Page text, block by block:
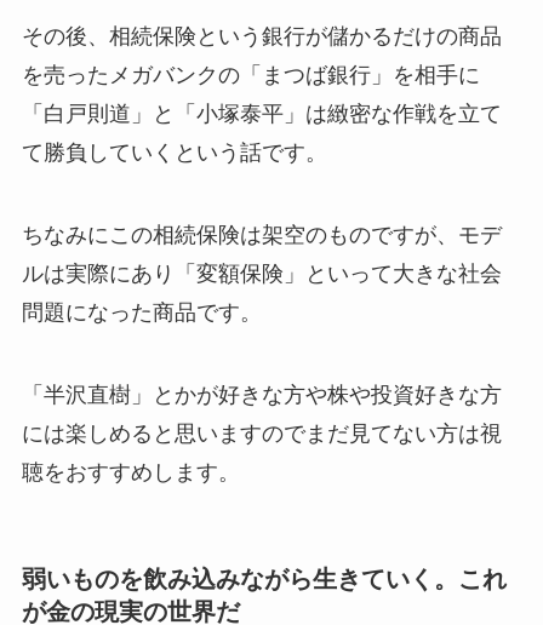
その後、相続保険という銀行が儲かるだけの商品
を売ったメガバンクの「まつば銀行」を相手に
「白戸則道」と「小塚泰平」は緻密な作戦を立て
て勝負していくという話です。
ちなみにこの相続保険は架空のものですが、モデ
ルは実際にあり「変額保険」といって大きな社会
問題になった商品です。
「半沢直樹」とかが好きな方や株や投資好きな方
には楽しめると思いますのでまだ見てない方は視
聴をおすすめします。
弱いものを飲み込みながら生きていく。これ
が金の現実の世界だ